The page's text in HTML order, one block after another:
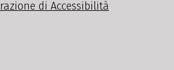
di Accessibilità